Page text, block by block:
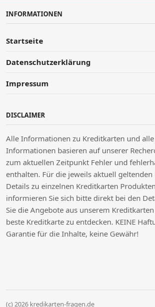
INFORMATIONEN
Startseite
Datenschutzerklärung
Impressum
DISCLAIMER
Alle Informationen zu Kreditkarten und alle
Informationen basieren auf unserer
zum aktuellen Zeitpunkt Fehler und
enthalten. Für die jeweils aktuell
Details zu einzelnen Kreditkarten
informieren Sie sich bitte direkt bei den
Sie die Angebote aus unserem
beste Kreditkarte zu entdecken. KEINE
Garantie für die Inhalte, keine Gewähr!
(c) 2026 kredikarten-fragen.de